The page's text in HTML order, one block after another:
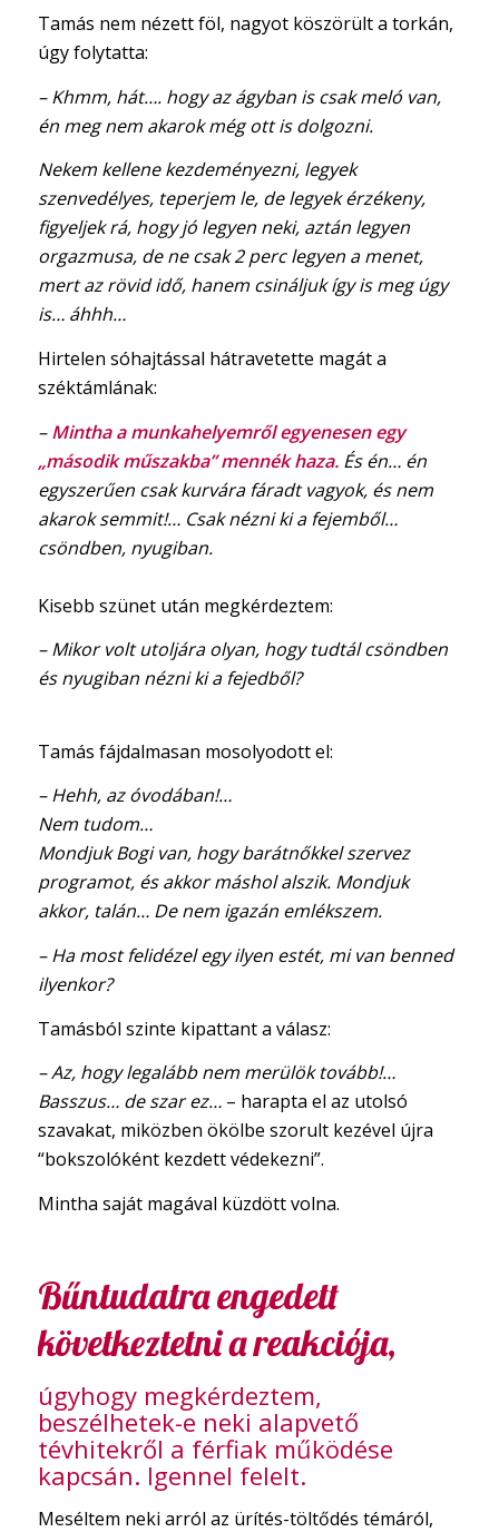
​Tamás nem nézett föl, nagyot köszörült a torkán,
úgy folytatta:
​– Khmm, hát…. hogy az ágyban is csak meló van,
én meg nem akarok még ott is dolgozni.
Nekem kellene kezdeményezni, legyek
szenvedélyes, teperjem le, de legyek érzékeny,
figyeljek rá, hogy jó legyen neki, aztán legyen
orgazmusa, de ne csak 2 perc legyen a menet,
mert az rövid idő, hanem csináljuk így is meg úgy
is… áhhh…
​Hirtelen sóhajtással hátravetette magát a
széktámlának:
–Mintha a munkahelyemről egyenesen egy
„második műszakba” mennék haza.És én… én
egyszerűen csak kurvára fáradt vagyok, és nem
akarok semmit!… Csak nézni ki a fejemből…
csöndben, nyugiban.
Kisebb szünet után megkérdeztem:
– Mikor volt utoljára olyan, hogy tudtál csöndben
és nyugiban nézni ki a fejedből?
Tamás fájdalmasan mosolyodott el:
– Hehh, az óvodában!…
Nem tudom…
Mondjuk Bogi van, hogy barátnőkkel szervez
programot, és akkor máshol alszik. Mondjuk
akkor, talán… De nem igazán emlékszem.
– Ha most felidézel egy ilyen estét, mi van benned
ilyenkor?
Tamásból szinte kipattant a válasz:
– Az, hogy legalább nem merülök tovább!…
Basszus… de szar ez… – harapta el az utolsó
szavakat, miközben ökölbe szorult kezével újra
“bokszolóként kezdett védekezni”.
Mintha saját magával küzdött volna.
Bűntudatra engedett
következtetni a reakciója,
úgyhogy megkérdeztem,
beszélhetek-e neki alapvető
tévhitekről a férfiak működése
kapcsán. Igennel felelt.
​Meséltem neki arról az ürítés-töltődés témáról,